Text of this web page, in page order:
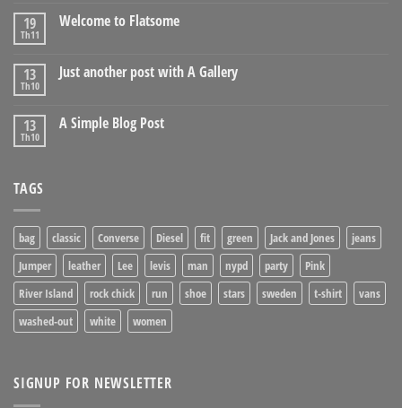
19
Th11
Welcome to Flatsome
13
Th10
Just another post with A Gallery
13
Th10
A Simple Blog Post
TAGS
bag classic Converse Diesel fit green Jack and Jones
jeans
Jumper
leather Lee levis man nypd party
Pink
River Island
rock chick run shoe stars sweden t-shirt
vans
washed-out
white women
SIGNUP FOR NEWSLETTER